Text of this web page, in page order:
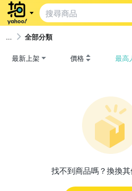
全部分類
最新上架 價格 最高
找不到商品嗎？換換其